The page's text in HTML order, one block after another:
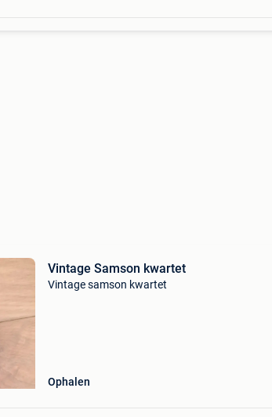
Vintage Samson kwartet
Vintage samson kwartet
Ophalen